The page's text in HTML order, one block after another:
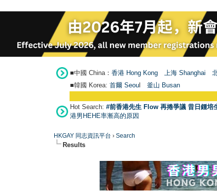
■中國 China： 香港 Hong Kong 上海 Shanghai
■韓國 Korea: 首爾 Seou 釜山 Busan
Hot Search: #前香港先生 Flow 再捲爭議 昔日鍾培
港男HEHE率漸高的原因
HKGAY 同志資訊平台 ›Search
Results